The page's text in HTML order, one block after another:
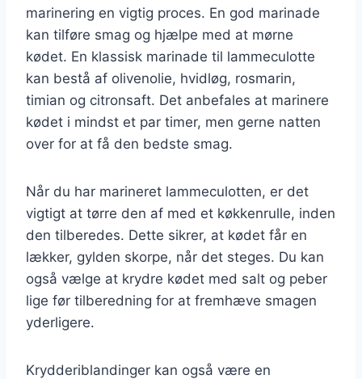
marinering en vigtig proces. En god marinade
kan tilføre smag og hjælpe med at mørne
kødet. En klassisk marinade til lammeculotte
kan bestå af olivenolie, hvidløg, rosmarin,
timian og citronsaft. Det anbefales at marinere
kødet i mindst et par timer, men gerne natten
over for at få den bedste smag.
Når du har marineret lammeculotten, er det
vigtigt at tørre den af med et køkkenrulle, inden
den tilberedes. Dette sikrer, at kødet får en
lækker, gylden skorpe, når det steges. Du kan
også vælge at krydre kødet med salt og peber
lige før tilberedning for at fremhæve smagen
yderligere.
Krydderiblandinger kan også være en